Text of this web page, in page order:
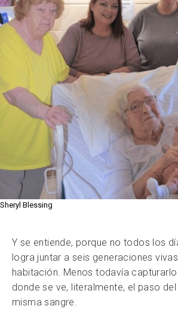
Sheryl Blessing
Y se entiende, porque no todos los
logra juntar a seis generaciones
habitación. Menos todavía
donde se ve, literalmente, el paso
misma sangre.